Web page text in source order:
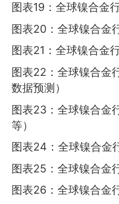
图表19：全球镍合金
图表20：全球镍合金
图表21：全球镍合金
图表22：全球镍合金
数据预测）
图表23：全球镍合金
等）
图表24：全球镍合金
图表25：全球镍合金
图表26：全球镍合金